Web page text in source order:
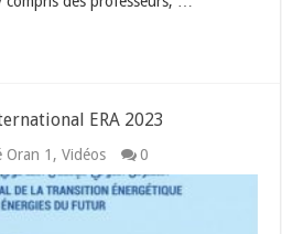
ERA 2023
Oran 1 ,Vidéos 0